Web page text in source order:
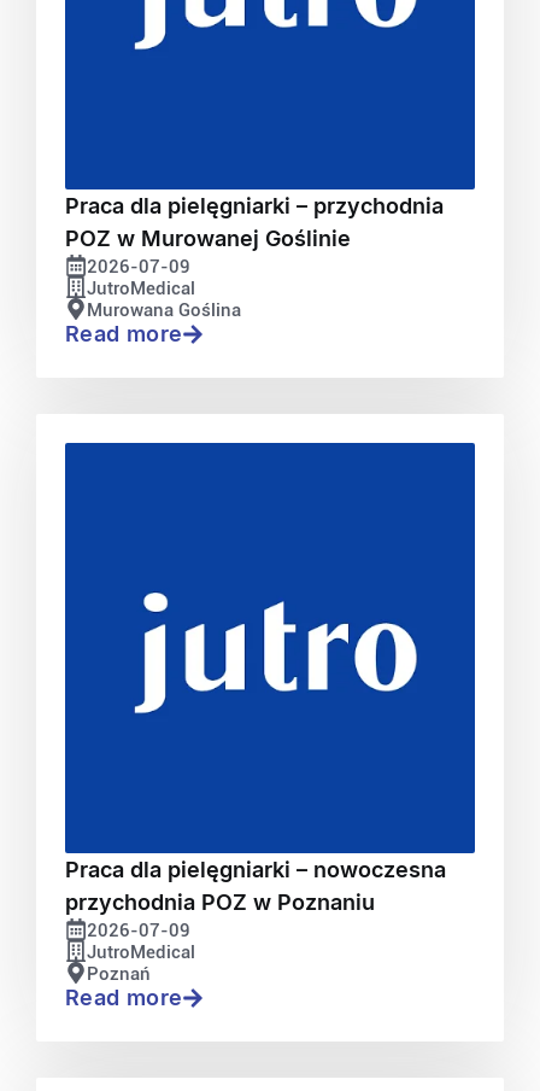
Praca dla pielęgniarki – przychodnia
POZ w Murowanej Goślinie
2026-07-09
JutroMedical
Murowana Goślina
Read more
Praca dla pielęgniarki – nowoczesna
przychodnia POZ w Poznaniu
2026-07-09
JutroMedical
Poznań
Read more